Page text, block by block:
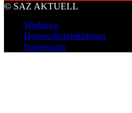
© SAZ AKTUELL
Werbung
Datenschutzerklärung
Impressum